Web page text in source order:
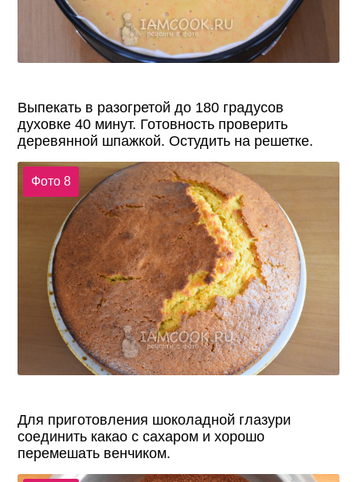
Выпекать в разогретой до 180 градусов
духовке 40 минут. Готовность проверить
деревянной шпажкой. Остудить на решетке.
Фото 8
Для приготовления шоколадной глазури
соединить какао с сахаром и хорошо
перемешать венчиком.